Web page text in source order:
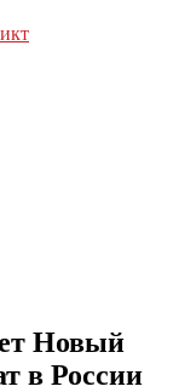
Новый
в России